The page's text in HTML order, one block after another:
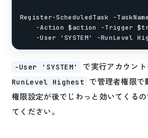
Register-ScheduledTask -
-Action $action -Trigger
-User 'SYSTEM' で実行アカウント
RunLevel Highest
で管理者権限で
権限設定が後でじわっと効いてくる
てください。